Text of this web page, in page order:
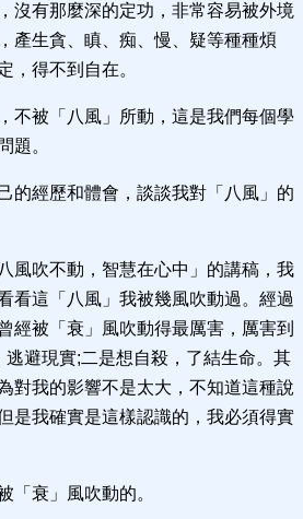
沒有那麼深的定功，非常容易被外境
產生貪、瞋、痴、慢、疑等種種煩
，得不到自在。
不被「八風」所動，這是我們每個學
題。
的經歷和體會，談談我對「八風」的
風吹不動，智慧在心中」的講稿，我
看這「八風」我被幾風吹動過。經過
經被「衰」風吹動得最厲害，厲害到
避現實;二是想自殺，了結生命。其
對我的影響不是太大，不知道這種說
是我確實是這樣認識的，我必須得實
「衰」風吹動的。